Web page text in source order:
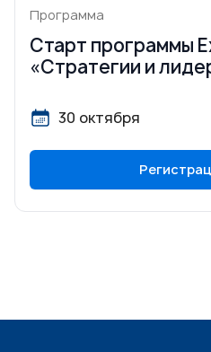
Программа
Старт программы
«Стратегии и
30 октября